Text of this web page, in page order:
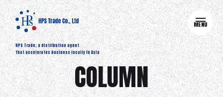
HPS Trade, a distribution agent
that accelerates business locally in Asia
MENU
COLUMN